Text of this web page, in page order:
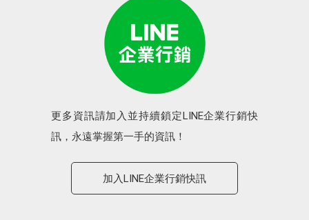
更多資訊請加入並持續鎖定LINE企業行銷快
訊，永遠掌握第一手的資訊！
加入LINE企業行銷快訊